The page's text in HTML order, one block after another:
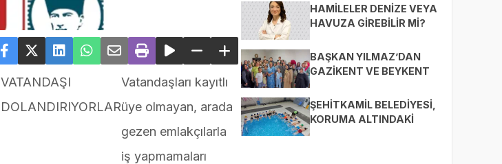
VATANDAŞI
DOLANDIRIYORLAR
Vatandaşları kayıtlı
üye olmayan, arada
gezen emlakçılarla
iş yapmamaları
HAMİLELER DENİZE VEYA
HAVUZA GİREBİLİR Mİ?
BAŞKAN YILMAZ’DAN
GAZİKENT VE BEYKENT
ŞEHİTKAMİL BELEDİYESİ,
KORUMA ALTINDAKİ